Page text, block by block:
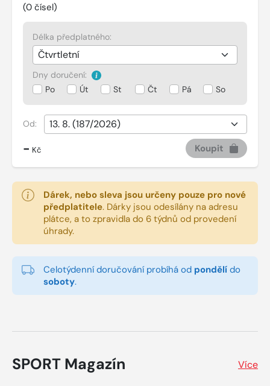
(0 čísel)
Délka předplatného:
Dny doručení:
Po
Út St Čt Pá So
Od:
- Kč Koupit
Dárek, nebo sleva jsou určeny pouze pro nové
předplatitele. Dárky jsou odesílány na adresu
plátce, a to zpravidla do 6 týdnů od provedení
úhrady.
Celotýdenní doručování probíhá od pondělí do
soboty.
SPORT Magazín Více